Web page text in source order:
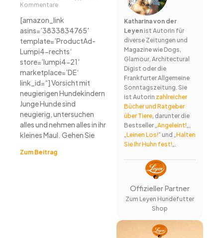
Kommentare
[amazon_link
asins=’3833834765′
template=’ProductAd-
Lumpi4-rechts‘
store=’lumpi4-21′
marketplace=’DE‘
link_id=“] Vorsicht mit
neugierigen Hundekindern
Junge Hunde sind
neugierig, untersuchen
alles und nehmen alles in ihr
kleines Maul. Gehen Sie
Zum Beitrag
Katharina von der
Leyenist Autorin für
diverse Zeitungen und
Magazine wie Dogs,
Glamour, Architectural
Digist oder die
Frankfurter Allgemeine
Sonntagszeitung. Sie
ist Autorin zahlreicher
Bücher und Ratgeber
über Tiere, darunter die
Bestseller „Angeleint!„,
„Leinen Los!“ und „Halten
Sie Ihr Huhn fest!„.
Offizieller Partner
Zum Leyen Hundefutter
Shop